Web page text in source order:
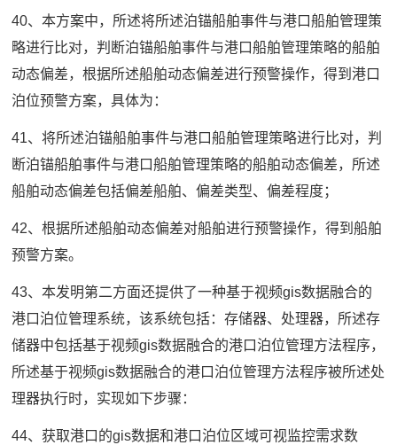
40、本方案中，所述将所述泊锚船舶事件与港口船舶管理策
略进行比对，判断泊锚船舶事件与港口船舶管理策略的船舶
动态偏差，根据所述船舶动态偏差进行预警操作，得到港口
泊位预警方案，具体为：
41、将所述泊锚船舶事件与港口船舶管理策略进行比对，判
断泊锚船舶事件与港口船舶管理策略的船舶动态偏差，所述
船舶动态偏差包括偏差船舶、偏差类型、偏差程度；
42、根据所述船舶动态偏差对船舶进行预警操作，得到船舶
预警方案。
43、本发明第二方面还提供了一种基于视频gis数据融合的
港口泊位管理系统，该系统包括：存储器、处理器，所述存
储器中包括基于视频gis数据融合的港口泊位管理方法程序，
所述基于视频gis数据融合的港口泊位管理方法程序被所述处
理器执行时，实现如下步骤：
44、获取港口的gis数据和港口泊位区域可视监控需求数